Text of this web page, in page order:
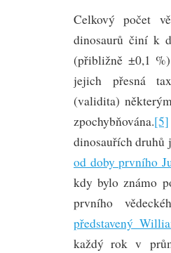
Celkový počet
dinosaurů činí k
(přibližně ±0,1
jejich přesná
(validita)
zpochybňována.[5]
dinosauřích druhů
od doby prvního
kdy bylo známo
prvního
představený
každý rok v